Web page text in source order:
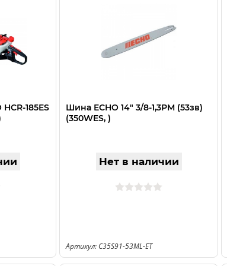
185ES
Шина ECHO 14" 3/8-1,3РМ (53зв)
(350WES, )
Нет в наличии
Артикул: C35S91-53ML-ET